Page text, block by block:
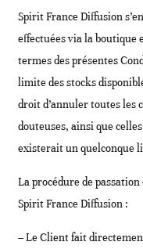
Spirit France Diffusion
effectuées via la boutique
termes des présentes
limite des stocks
droit d’annuler toutes les
douteuses, ainsi que
existerait un quelconque
La procédure de
Spirit France Diffusion :
– Le Client fait